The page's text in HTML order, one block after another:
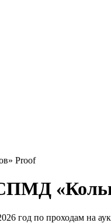
Proof
год по проходам на